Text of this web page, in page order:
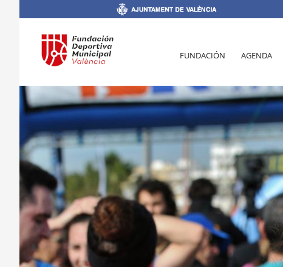
FUNDACIÓN AGENDA